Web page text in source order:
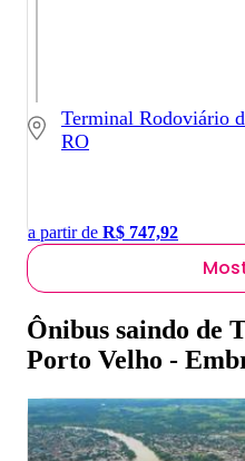
Terminal Rodoviário
RO
a partir de R$ 747,92
Ônibus saindo de
Porto Velho -